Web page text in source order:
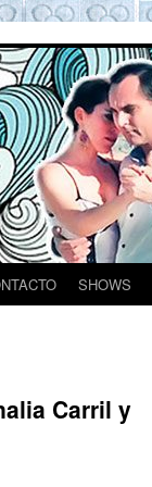
SHOWS
Carril y